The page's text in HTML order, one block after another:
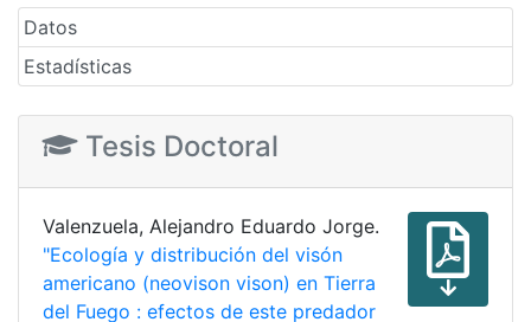
Datos
Estadísticas
Tesis Doctoral
Valenzuela, Alejandro Eduardo Jorge.
"Ecología y distribución del visón
americano (neovison vison) en Tierra
del Fuego : efectos de este predador